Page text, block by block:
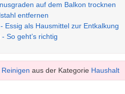
auf dem Balkon trocknen
entfernen
Essig als Hausmittel zur Entkalkung
So geht’s richtig
aus der Kategorie Haushalt